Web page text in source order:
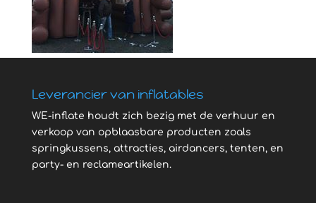
Leverancier van inflatables
WE-inflate houdt zich bezig met de verhuur en
verkoop van opblaasbare producten zoals
springkussens, attracties, airdancers, tenten, en
party- en reclameartikelen.